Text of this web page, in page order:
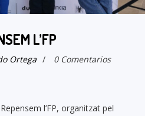
L’FP
Ortega / 0 Comentarios
l’FP, organitzat pel